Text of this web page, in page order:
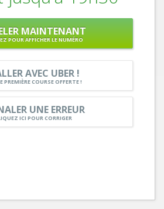
MAINTENANT
POUR AFFICHER LE NUMÉRO
AVEC UBER !
PREMIÈRE COURSE OFFERTE !
UNE ERREUR
ICI POUR CORRIGER